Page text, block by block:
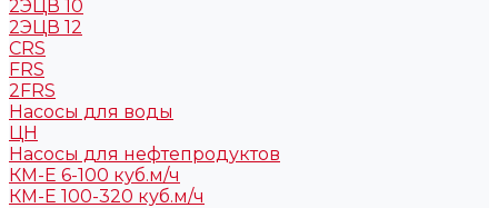
2ЭЦВ 10
2ЭЦВ 12
CRS
FRS
2FRS
Насосы для воды
ЦН
Насосы для нефтепродуктов
КМ-Е 6-100 куб.м/ч
КМ-Е 100-320 куб.м/ч